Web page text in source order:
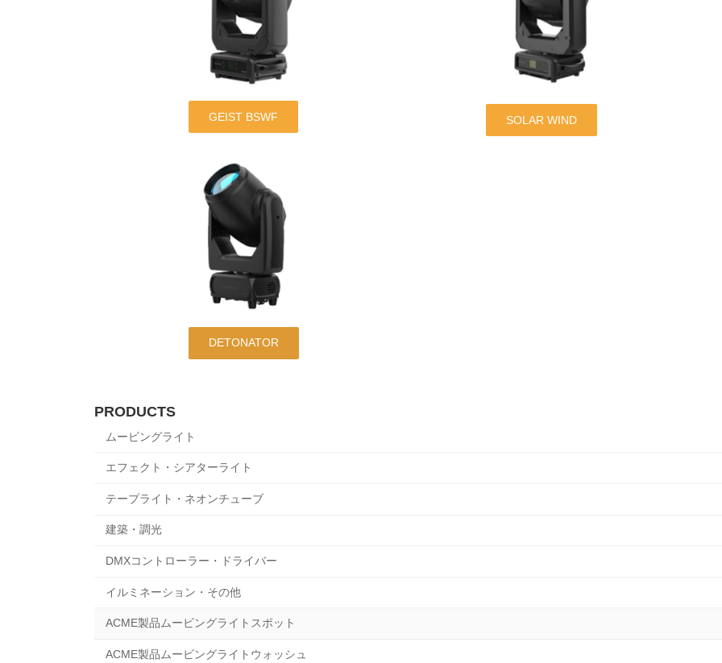
GEIST BSWF SOLAR WIND
DETONATOR
PRODUCTS
ムービングライト
エフェクト・シアターライト
テープライト・ネオンチューブ
建築・調光
DMXコントローラー・ドライバー
イルミネーション・その他
ACME製品ムービングライトスポット
ACME製品ムービングライトウォッシュ